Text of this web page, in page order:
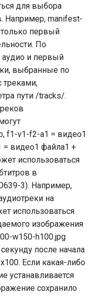
для выбора
Например, manifest-
первый
По
и первый
выбранные по
треками,
пути /tracks/.
f1-v1-f2-a1 = видео1
= видео1 файла1 +
использоваться
в
3). Например,
на
использоваться
изображения
w150-h100.jpg
после начала
Если какая-либо
устанавливается
сохранило